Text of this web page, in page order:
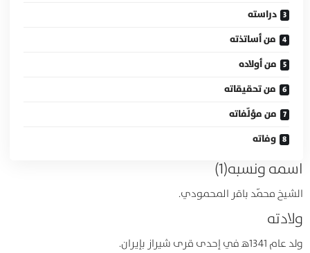
دراسته
من أساتذته
من أولاده
من تحقيقاته
من مؤلّفاته
وفاته
اسمه ونسبه(1)
الشيخ محمّد باقر المحمودي.
ولادته
ولد عام 1341ﻫ في إحدى قرى شيراز بإيران.